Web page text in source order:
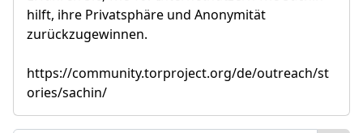
hilft, ihre Privatsphäre und Anonymität
zurückzugewinnen.
https://community.torproject.org/de/outreach/st
ories/sachin/